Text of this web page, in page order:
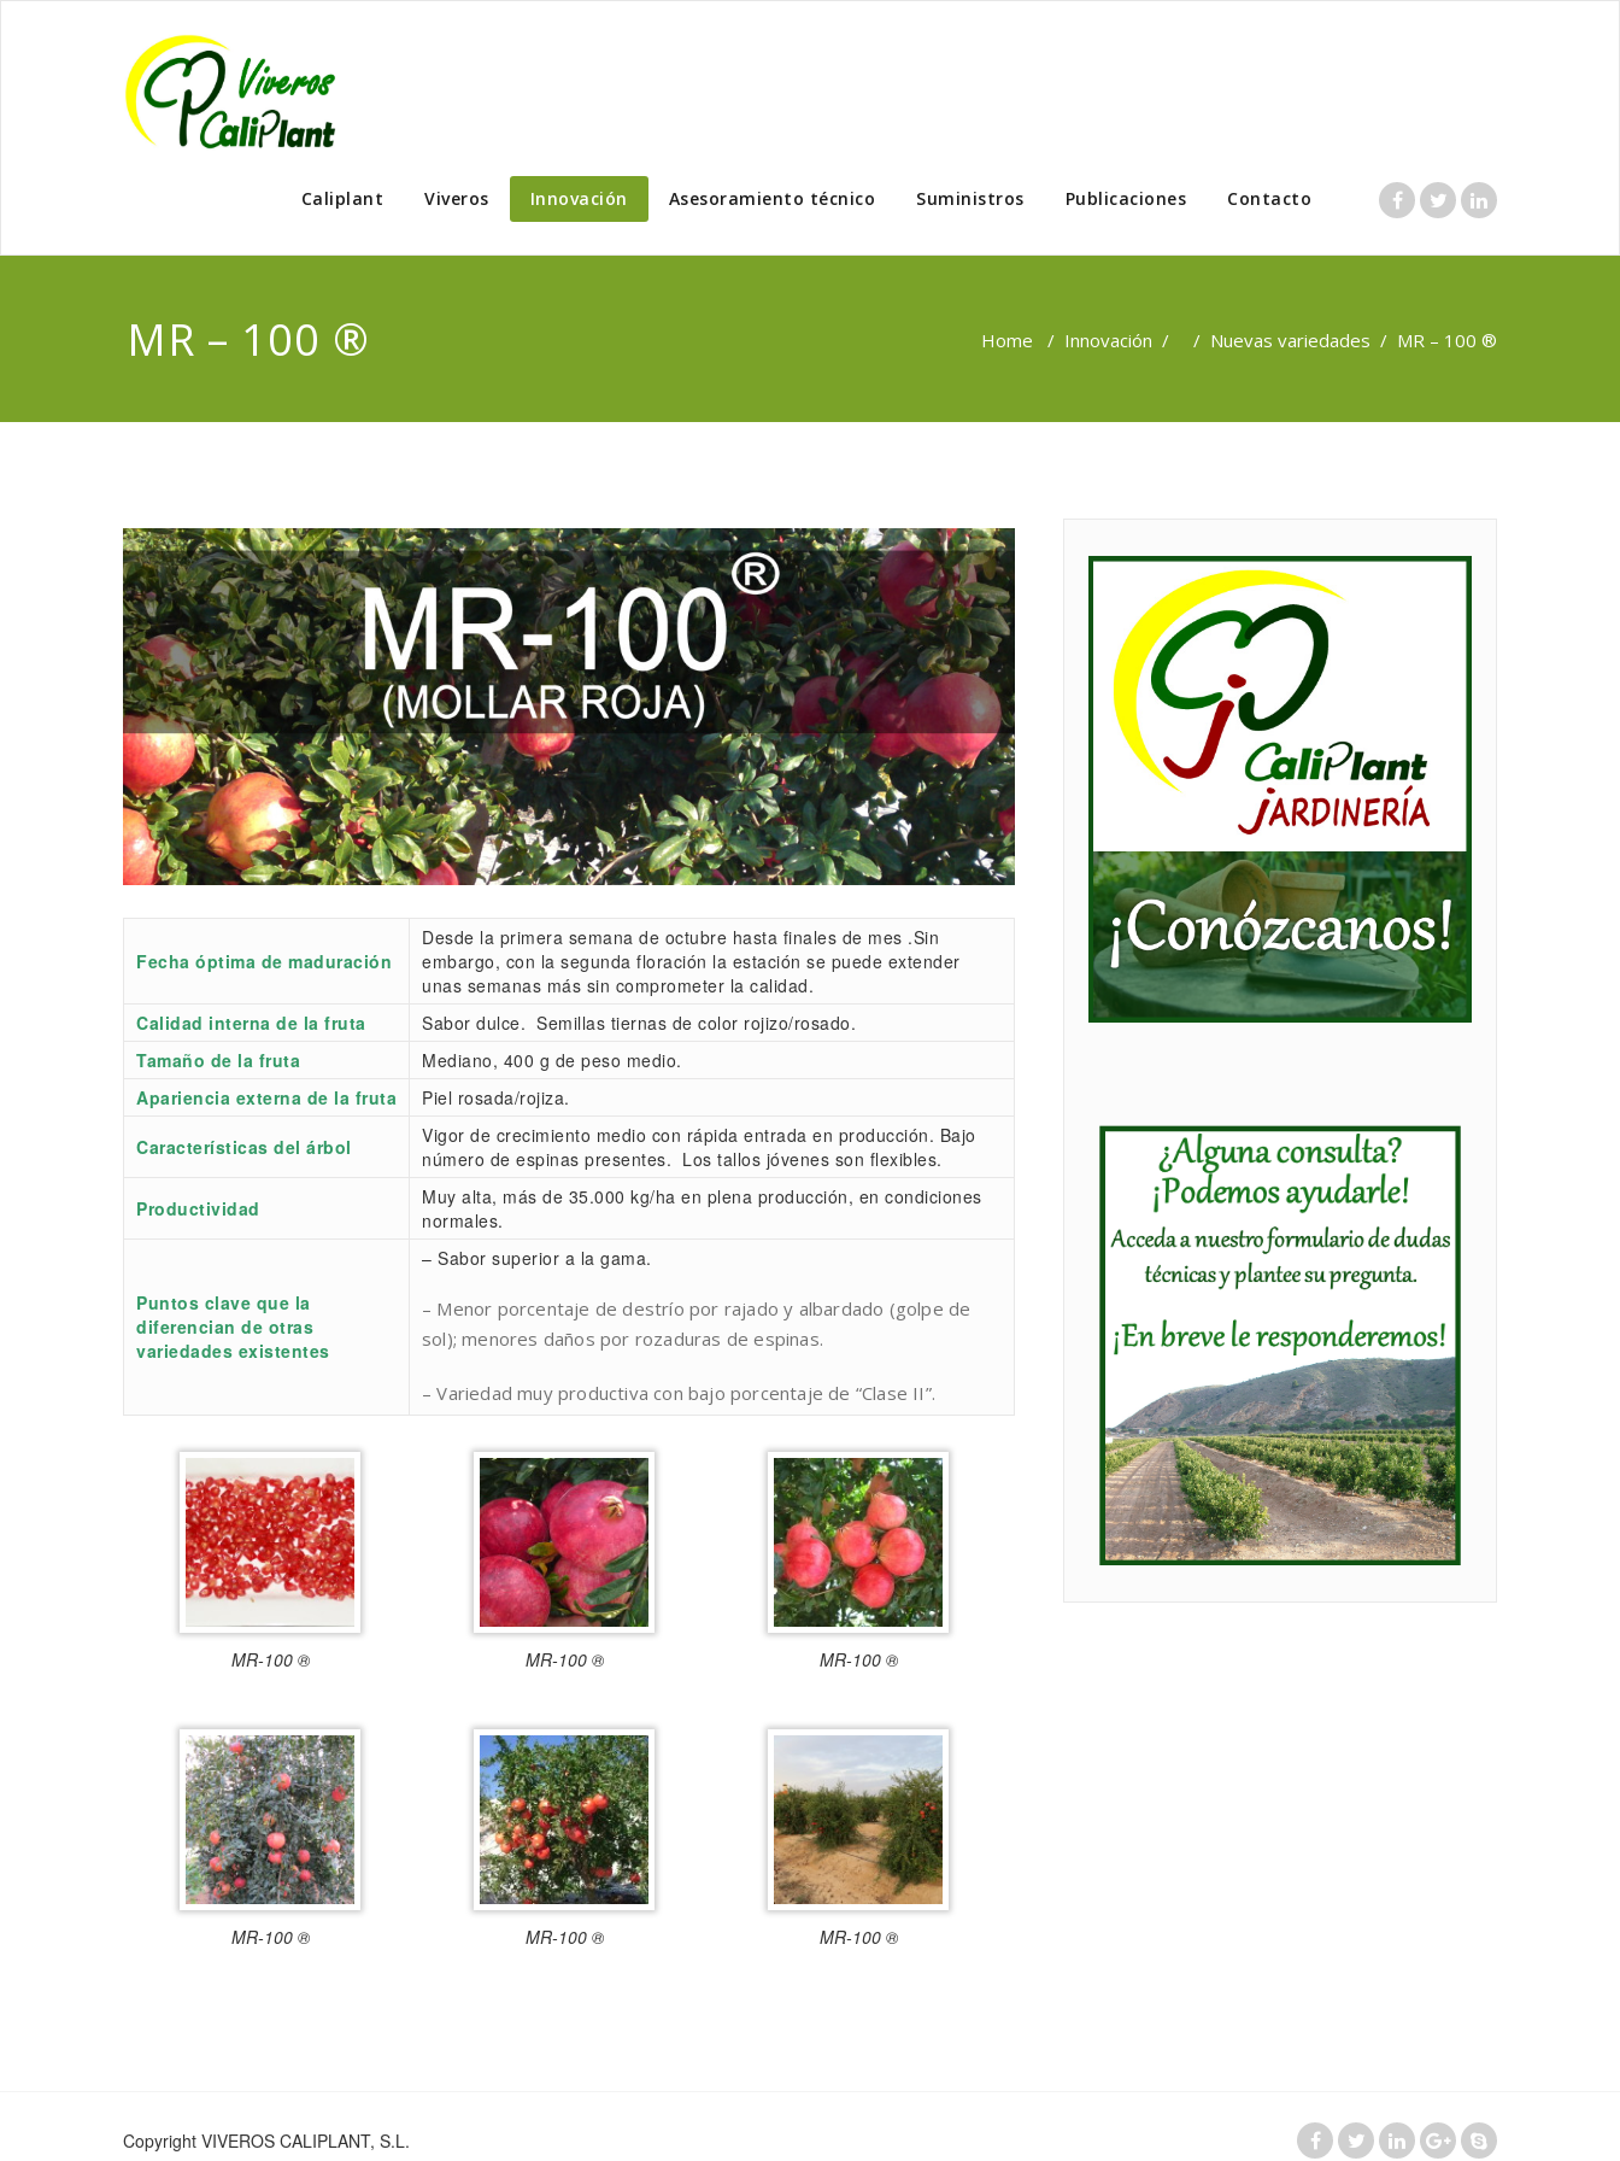
Caliplant Viveros Innovación Asesoramiento técnico Suministros Publicaciones Contacto
MR – 100 ® Home / Innovación / / Nuevas variedades / MR – 100 ®
Fecha óptima de maduración
Desde la primera semana de octubre hasta finales de mes .Sin
embargo, con la segunda floración la estación se puede extender
unas semanas más sin comprometer la calidad.
Calidad interna de la fruta
Sabor dulce. Semillas tiernas de color rojizo/rosado.
Tamaño de la fruta
Mediano, 400 g de peso medio.
Apariencia externa de la fruta
Piel rosada/rojiza.
Características del árbol
Vigor de crecimiento medio con rápida entrada en producción. Bajo
número de espinas presentes. Los tallos jóvenes son flexibles.
Productividad
Muy alta, más de 35.000 kg/ha en plena producción, en condiciones
normales.
Puntos clave que la
diferencian de otras
variedades existentes
– Sabor superior a la gama.
– Menor porcentaje de destrío por rajado y albardado (golpe de
sol); menores daños por rozaduras de espinas.
– Variedad muy productiva con bajo porcentaje de “Clase II”.
MR-100 ® MR-100 ® MR-100 ®
MR-100 ® MR-100 ® MR-100 ®
Copyright VIVEROS CALIPLANT, S.L.